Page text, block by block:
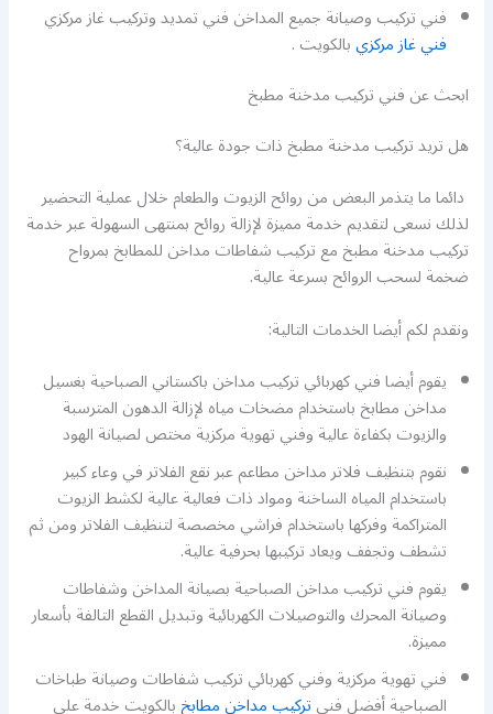
فني تركيب وصيانة جميع المداخن فني تمديد وتركيب غاز مركزي
فني غاز مركزيبالكويت .
ابحث عن فني تركيب مدخنة مطبخ
هل تريد تركيب مدخنة مطبخ ذات جودة عالية؟
دائما ما يتذمر البعض من روائح الزيوت والطعام خلال عملية التحضير
لذلك نسعى لتقديم خدمة مميزة لإزالة روائح بمنتهى السهولة عبر خدمة
تركيب مدخنة مطبخ مع تركيب شفاطات مداخن للمطابخ بمرواح
ضخمة لسحب الروائح بسرعة عالية.
ونقدم لكم أيضا الخدمات التالية:
يقوم أيضا فني كهربائي تركيب مداخن باكستاني الصباحية بغسيل
مداخن مطابخ باستخدام مضخات مياه لإزالة الدهون المترسبة
والزيوت بكفاءة عالية وفني تهوية مركزية مختص لصيانة الهود
نقوم بتنظيف فلاتر مداخن مطاعم عبر نقع الفلاتر في وعاء كبير
باستخدام المياه الساخنة ومواد ذات فعالية عالية لكشط الزيوت
المتراكمة وفركها باستخدام فراشي مخصصة لتنظيف الفلاتر ومن ثم
تشطف وتجفف ويعاد تركيبها بحرفية عالية.
يقوم فني تركيب مداخن الصباحية بصيانة المداخن وشفاطات
وصيانة المحرك والتوصيلات الكهربائية وتبديل القطع التالفة بأسعار
مميزة.
فني تهوية مركزية وفني كهربائي تركيب شفاطات وصيانة طباخات
الصباحية أفضل فنيتركيب مداخن مطابخبالكويت خدمة على